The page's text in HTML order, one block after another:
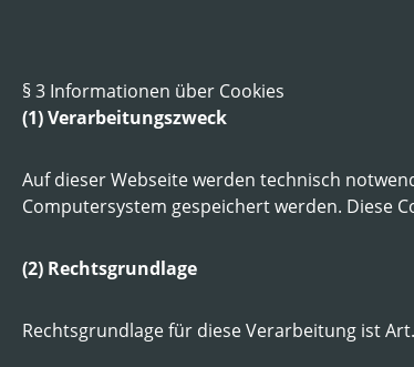
§ 3 Informationen über Cookies
(1) Verarbeitungszweck
Auf dieser Webseite werden technisch
Computersystem gespeichert werden. Diese
(2) Rechtsgrundlage
Rechtsgrundlage für diese Verarbeitung ist Art.